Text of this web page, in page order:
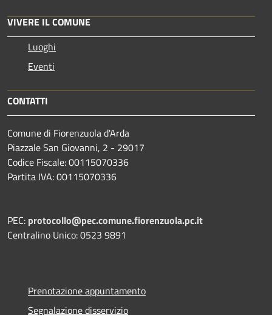
VIVERE IL COMUNE
Luoghi
Eventi
CONTATTI
Comune di Fiorenzuola d'Arda
Piazzale San Giovanni, 2 - 29017
Codice Fiscale: 00115070336
Partita IVA: 00115070336
PEC: protocollo@pec.comune.fiorenzuola.pc.it
Centralino Unico: 0523 9891
Prenotazione appuntamento
Segnalazione disservizio